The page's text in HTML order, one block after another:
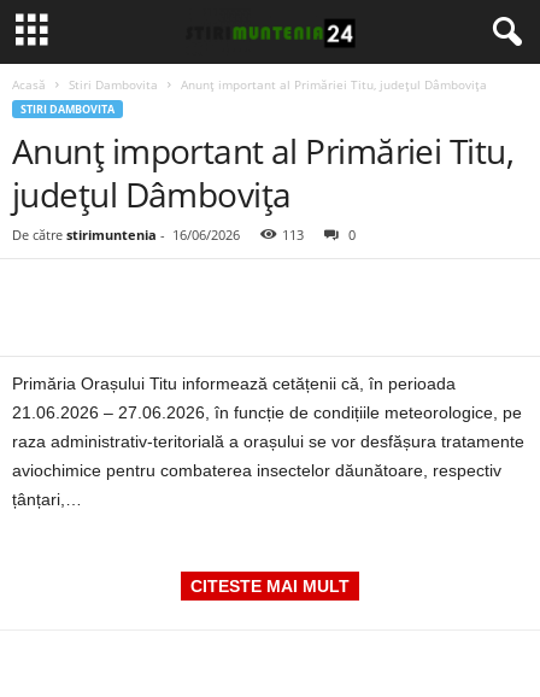
Acasă Stiri Dambovita Anunț important al Primăriei Titu, județul Dâmbovița
STIRI DAMBOVITA
Anunț important al Primăriei Titu,
județul Dâmbovița
De către stirimuntenia - 16/06/2026 113 0
Primăria Orașului Titu informează cetățenii că, în perioada
21.06.2026 – 27.06.2026, în funcție de condițiile meteorologice, pe
raza administrativ-teritorială a orașului se vor desfășura tratamente
aviochimice pentru combaterea insectelor dăunătoare, respectiv
țânțari,…
CITESTE MAI MULT